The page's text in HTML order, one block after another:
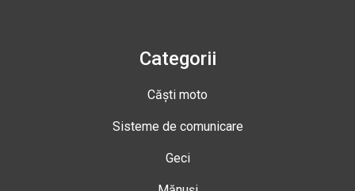
Categorii
Căști moto
Sisteme de comunicare
Geci